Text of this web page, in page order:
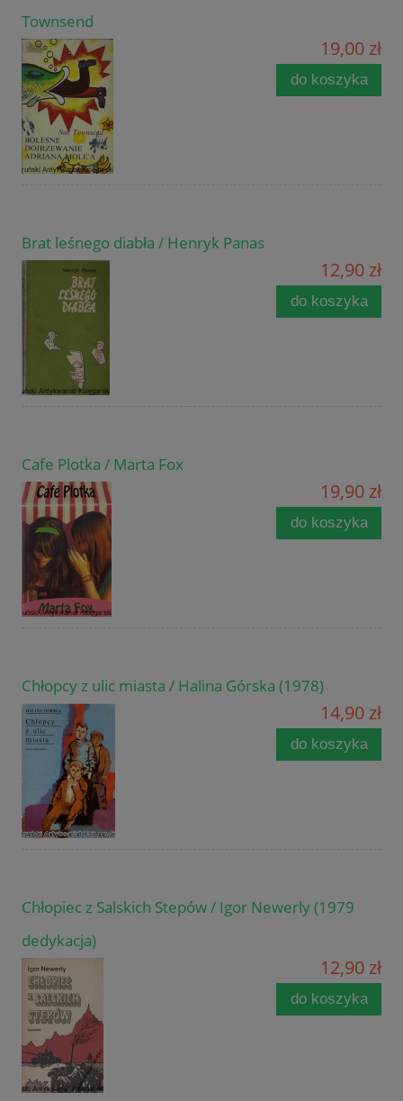
Townsend
19,00 zł
do koszyka
Brat leśnego diabła / Henryk Panas
12,90 zł
do koszyka
Cafe Plotka / Marta Fox
19,90 zł
do koszyka
Chłopcy z ulic miasta / Halina Górska (1978)
14,90 zł
do koszyka
Chłopiec z Salskich Stepów / Igor Newerly (1979
dedykacja)
12,90 zł
do koszyka